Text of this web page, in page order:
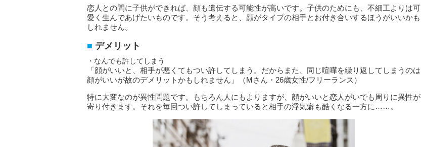
恋人との間に子供ができれば、顔も遺伝する可能性が高いです。子供のためにも、不細工よりは可
愛く生んであげたいものです。そう考えると、顔がタイプの相手とお付き合いするほうがいいかも
しれません。
デメリット
・なんでも許してしまう
「顔がいいと、相手が悪くてもつい許してしまう。だからまた、同じ喧嘩を繰り返してしまうのは
顔がいいが故のデメリットかもしれません」（Mさん・26歳女性/フリーランス）
特に大変なのが異性問題です。もちろん人にもよりますが、顔がいいと恋人がいでも周りに異性が
寄り付きます。それを毎回つい許してしまっていると相手の浮気癖も酷くなる一方に……。